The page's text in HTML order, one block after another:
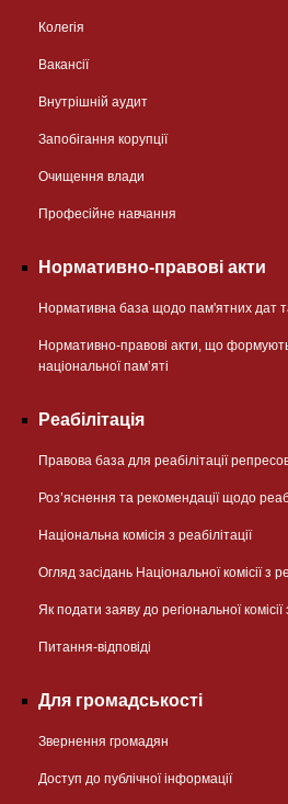
Колегія
Вакансії
Внутрішній аудит
Запобігання корупції
Очищення влади
Професійне навчання
Нормативно-правові акти
Нормативна база щодо пам'ятних дат
Нормативно-правові акти, що
національної памʼяті
Реабілітація
Правова база для реабілітації
Розʼяснення та рекомендації щодо
Національна комісія з реабілітації
Огляд засідань Національної комісії з
Як подати заяву до регіональної комісії
Питання-відповіді
Для громадськості
Звернення громадян
Доступ до публічної інформації